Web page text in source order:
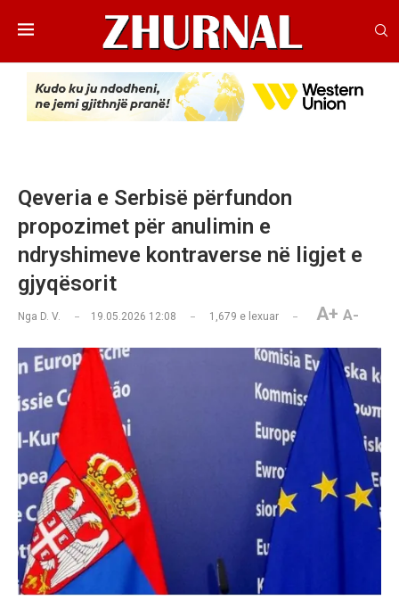
Qeveria e Serbisë përfundon
propozimet për anulimin e
ndryshimeve kontraverse në ligjet e
gjyqësorit
Nga D. V. 19.05.2026 12:08 1,679 e lexuar A+ A-